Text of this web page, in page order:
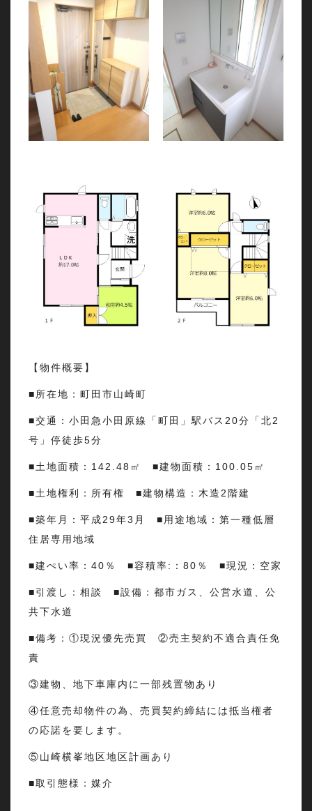
【物件概要】
■所在地：町田市山崎町
■交通：小田急小田原線「町田」駅バス20分「北2
号」停徒歩5分
■土地面積：142.48㎡ ■建物面積：100.05㎡
■土地権利：所有権 ■建物構造：木造2階建
■築年月：平成29年3月 ■用途地域：第一種低層
住居専用地域
■建ぺい率：40％ ■容積率:：80％ ■現況：空家
■引渡し：相談 ■設備：都市ガス、公営水道、公
共下水道
■備考：①現況優先売買 ②売主契約不適合責任免
責
③建物、地下車庫内に一部残置物あり
④任意売却物件の為、売買契約締結には抵当権者
の応諾を要します。
⑤山崎横峯地区地区計画あり
■取引態様：媒介